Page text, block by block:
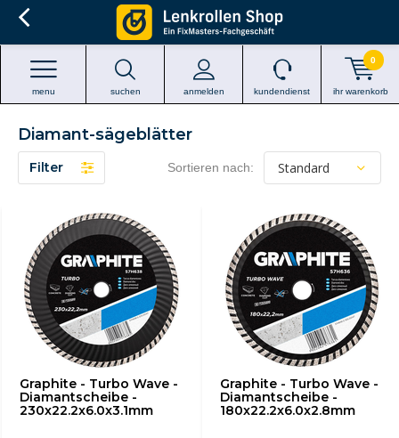
suchen anmelden
menu kundendienst ihr warenkorb
0
Diamant-sägeblätter
Filter Sortieren nach:
Graphite - Turbo Wave -
Diamantscheibe -
230x22.2x6.0x3.1mm
Graphite - Turbo Wave -
Diamantscheibe -
180x22.2x6.0x2.8mm